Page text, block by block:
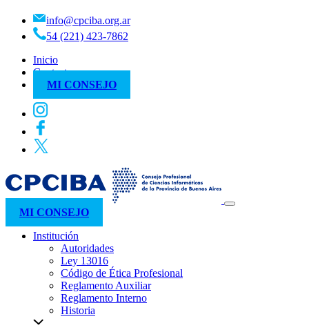
info@cpciba.org.ar
54 (221) 423-7862
Inicio
Contacto
MI CONSEJO
MI CONSEJO
Institución
Autoridades
Ley 13016
Código de Ética Profesional
Reglamento Auxiliar
Reglamento Interno
Historia